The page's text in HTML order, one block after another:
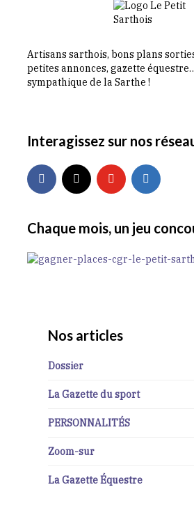
Artisans sarthois, bons plans
petites annonces, gazette
sympathique de la Sarthe !
Interagissez sur nos
Chaque mois, un jeu
Nos articles
Dossier
La Gazette du sport
PERSONNALITÉS
Zoom-sur
La Gazette Équestre